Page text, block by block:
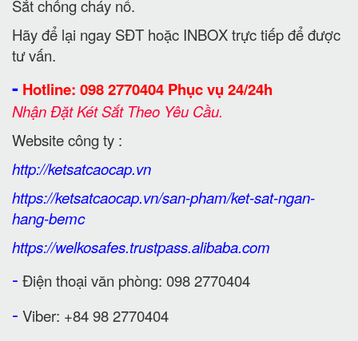
Sắt chống cháy nổ.
Hãy để lại ngay SĐT hoặc INBOX trực tiếp để được
tư vấn.
- Hotline: 098 2770404 Phục vụ 24/24h
Nhận Đặt Két Sắt Theo Yêu Cầu.
Website công ty :
http://ketsatcaocap.vn
https://ketsatcaocap.vn/san-pham/ket-sat-ngan-
hang-bemc
https://welkosafes.trustpass.alibaba.com
- Điện thoại văn phòng: 098 2770404
- Viber: +84 98 2770404